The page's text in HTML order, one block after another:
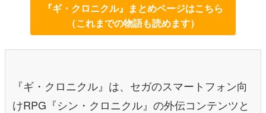
『ギ・クロニクル』まとめページはこちら
（これまでの物語も読めます）
『ギ・クロニクル』は、セガのスマートフォン向
けRPG『シン・クロニクル』の外伝コンテンツと